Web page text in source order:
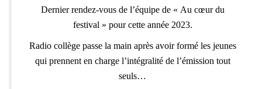
Dernier rendez-vous de l’équipe de « Au cœur du
festival » pour cette année 2023.
Radio collège passe la main après avoir formé les jeunes
qui prennent en charge l’intégralité de l’émission tout
seuls…